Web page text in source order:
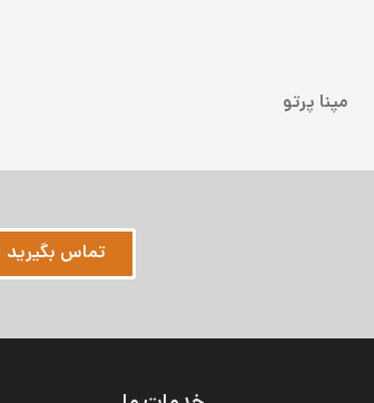
مپنا پرتو
تماس بگیرید